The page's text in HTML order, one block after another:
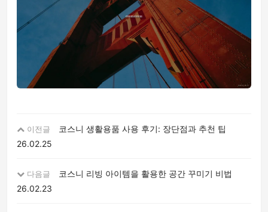
이전글
코스니 생활용품 사용 후기: 장단점과 추천 팁
26.02.25
다음글
코스니 리빙 아이템을 활용한 공간 꾸미기 비법
26.02.23